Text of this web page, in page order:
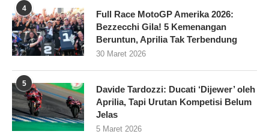
4
Full Race MotoGP Amerika 2026:
Bezzecchi Gila! 5 Kemenangan
Beruntun, Aprilia Tak Terbendung
30 Maret 2026
5
Davide Tardozzi: Ducati ‘Dijewer’ oleh
Aprilia, Tapi Urutan Kompetisi Belum
Jelas
5 Maret 2026